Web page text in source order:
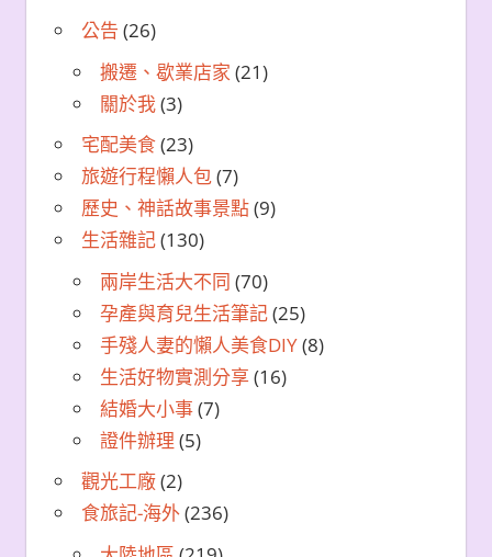
公告 (26)
搬遷、歇業店家 (21)
關於我(3)
宅配美食(23)
旅遊行程懶人包(7)
歷史、神話故事景點(9)
生活雜記(130)
兩岸生活大不同 (70)
孕產與育兒生活筆記(25)
手殘人妻的懶人美食DIY(8)
生活好物實測分享 (16)
結婚大小事(7)
證件辦理 (5)
觀光工廠(2)
食旅記-海外(236)